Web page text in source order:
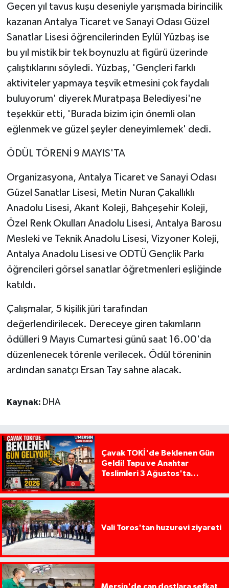
Geçen yıl tavus kuşu deseniyle yarışmada birincilik
kazanan Antalya Ticaret ve Sanayi Odası Güzel
Sanatlar Lisesi öğrencilerinden Eylül Yüzbaş ise
bu yıl mistik bir tek boynuzlu at figürü üzerinde
çalıştıklarını söyledi. Yüzbaş, 'Gençleri farklı
aktiviteler yapmaya teşvik etmesini çok faydalı
buluyorum' diyerek Muratpaşa Belediyesi'ne
teşekkür etti, 'Burada bizim için önemli olan
eğlenmek ve güzel şeyler deneyimlemek' dedi.
ÖDÜL TÖRENİ 9 MAYIS'TA
Organizasyona, Antalya Ticaret ve Sanayi Odası
Güzel Sanatlar Lisesi, Metin Nuran Çakallıklı
Anadolu Lisesi, Akant Koleji, Bahçeşehir Koleji,
Özel Renk Okulları Anadolu Lisesi, Antalya Barosu
Mesleki ve Teknik Anadolu Lisesi, Vizyoner Koleji,
Antalya Anadolu Lisesi ve ODTÜ Gençlik Parkı
öğrencileri görsel sanatlar öğretmenleri eşliğinde
katıldı.
Çalışmalar, 5 kişilik jüri tarafından
değerlendirilecek. Dereceye giren takımların
ödülleri 9 Mayıs Cumartesi günü saat 16.00'da
düzenlenecek törenle verilecek. Ödül töreninin
ardından sanatçı Ersan Tay sahne alacak.
Kaynak: DHA
Çavak TOKİ'de Beklenen Gün
Geldi! Tapu ve Anahtar
Teslimleri 3 Ağustos'ta
Vali Toros'tan huzurevi ziyareti